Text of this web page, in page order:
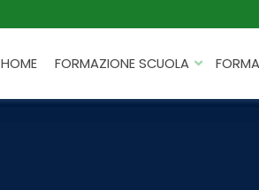
HOME FORMAZIONE SCUOLA
CATALOGHI